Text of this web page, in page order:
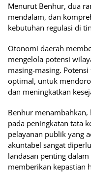
Menurut Benhur, dua
mendalam, dan
kebutuhan regulasi di
Otonomi daerah
mengelola potensi
masing-masing.
optimal, untuk
dan meningkatkan
Benhur
pada peningkatan tata
pelayanan publik yang
akuntabel sangat
landasan penting
memberikan kepastian